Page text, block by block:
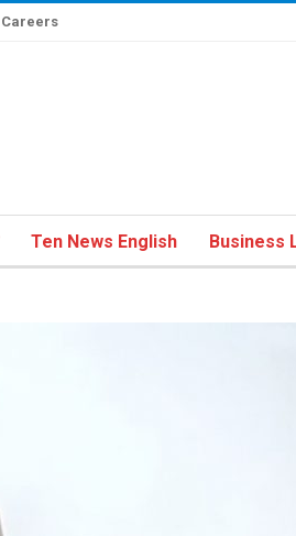
Careers
Ten News English Business